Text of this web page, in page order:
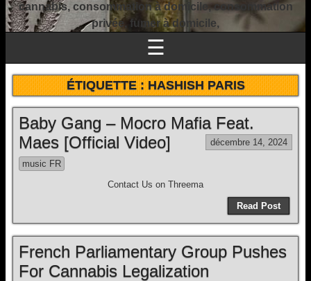
cannabis, consommation à domicile, consommation
privée, fumer à domicile,
☰
ÉTIQUETTE :HASHISH PARIS
Baby Gang – Mocro Mafia Feat.
Maes [Official Video]
décembre 14, 2024
music FR
Contact Us on Threema
Read Post
French Parliamentary Group Pushes
For Cannabis Legalization